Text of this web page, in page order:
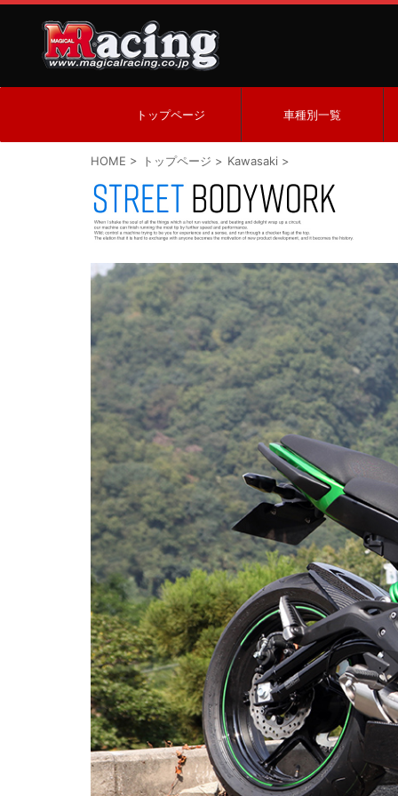
トップページ 車種別一覧
HOME > トップページ > Kawasaki >